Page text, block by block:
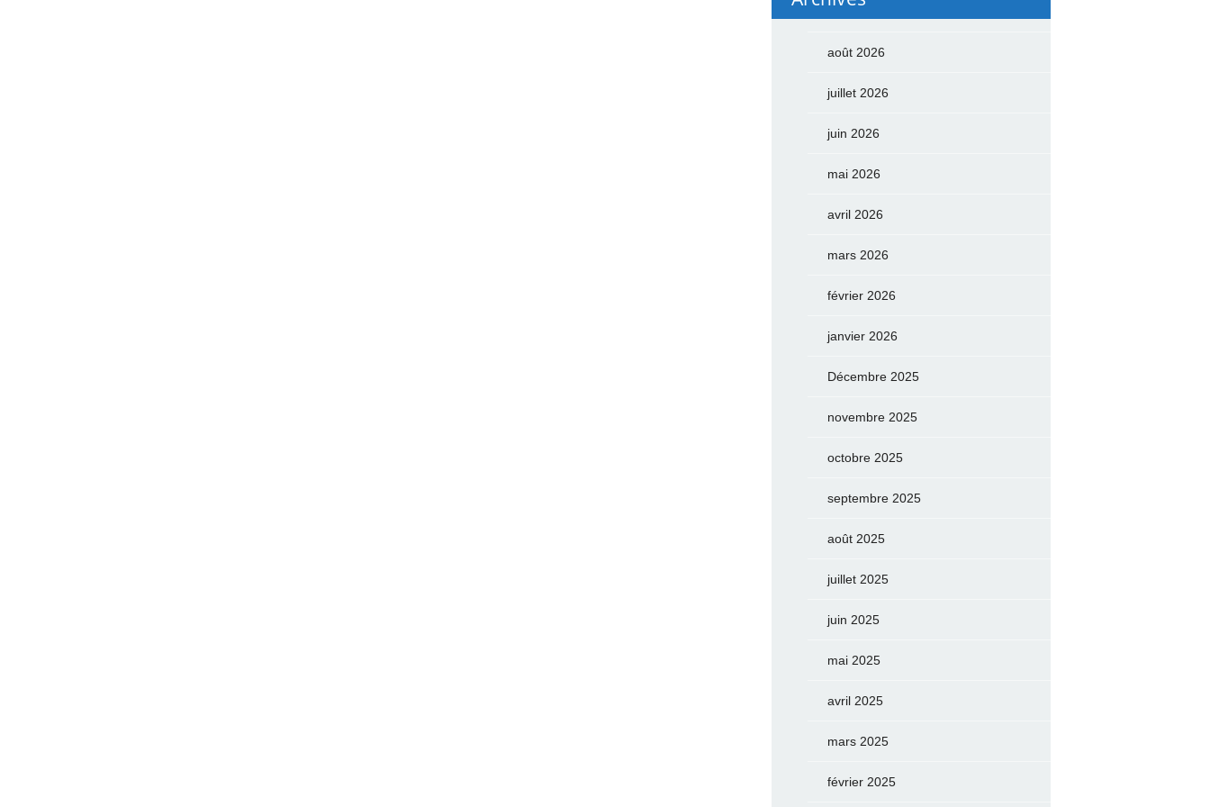
août 2026
juillet 2026
juin 2026
mai 2026
avril 2026
mars 2026
février 2026
janvier 2026
Décembre 2025
novembre 2025
octobre 2025
septembre 2025
août 2025
juillet 2025
juin 2025
mai 2025
avril 2025
mars 2025
février 2025